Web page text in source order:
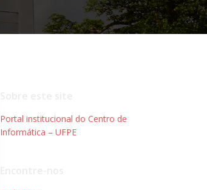
Portal institucional do Centro de
Informática – UFPE